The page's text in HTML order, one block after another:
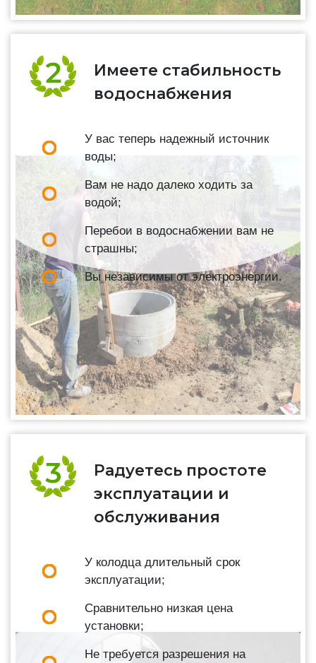
Имеете стабильность
водоснабжения
У вас теперь надежный источник
воды;
Вам не надо далеко ходить за
водой;
Перебои в водоснабжении вам не
страшны;
Вы независимы от электроэнергии.
Радуетесь простоте
эксплуатации и
обслуживания
У колодца длительный срок
эксплуатации;
Сравнительно низкая цена
установки;
Не требуется разрешения на